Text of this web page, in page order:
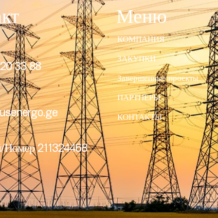
33 88
211324468
Меню
КОМПАНИЯ
ЗАКУПКИ
Завершенные проекты
ПАРТНЕРЫ
КОНТАКТЫ